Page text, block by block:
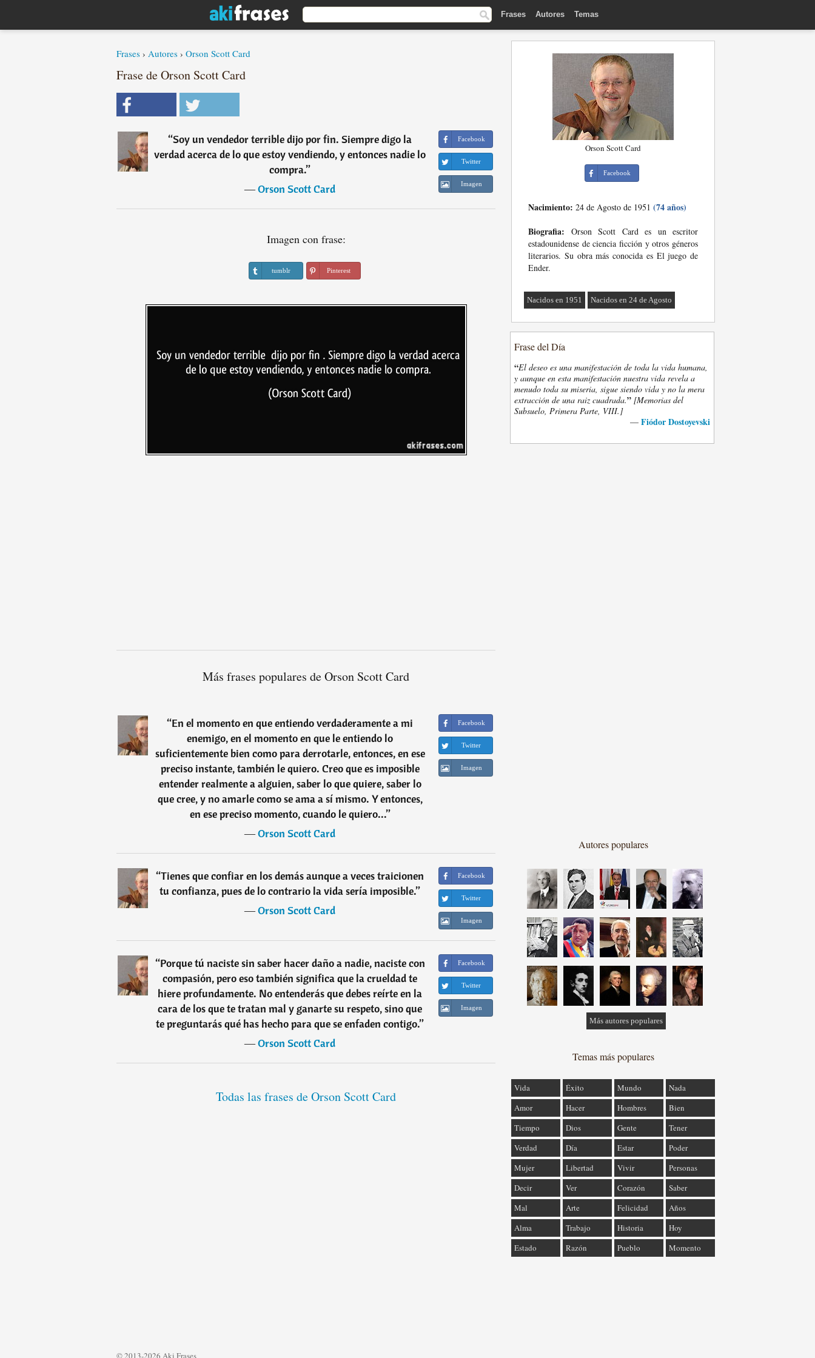
Frases Autores Temas
Frases › Autores › Orson Scott Card
Frase de Orson Scott Card
“Soy un vendedor terrible dijo por fin. Siempre digo la
verdad acerca de lo que estoy vendiendo, y entonces nadie lo
compra.”
―Orson Scott Card
Facebook
Twitter
Imagen
Imagen con frase:
tumblr Pinterest
Más frases populares de Orson Scott Card
“En el momento en que entiendo verdaderamente a mi
enemigo, en el momento en que le entiendo lo
suficientemente bien como para derrotarle, entonces, en ese
preciso instante, también le quiero. Creo que es imposible
entender realmente a alguien, saber lo que quiere, saber lo
que cree, y no amarle como se ama a sí mismo. Y entonces,
en ese preciso momento, cuando le quiero...”
―Orson Scott Card
Facebook
Twitter
Imagen
“Tienes que confiar en los demás aunque a veces traicionen
tu confianza, pues de lo contrario la vida sería imposible.”
―Orson Scott Card
Facebook
Twitter
Imagen
“Porque tú naciste sin saber hacer daño a nadie, naciste con
compasión, pero eso también significa que la crueldad te
hiere profundamente. No entenderás que debes reírte en la
cara de los que te tratan mal y ganarte su respeto, sino que
te preguntarás qué has hecho para que se enfaden contigo.”
―Orson Scott Card
Facebook
Twitter
Imagen
Todas las frases de Orson Scott Card
Orson Scott Card
Facebook
Nacimiento: 24 de Agosto de 1951 (74 años)
Biografia: Orson Scott Card es un escritor
estadounidense de ciencia ficción y otros géneros
literarios. Su obra más conocida es El juego de
Ender.
Nacidos en 1951 Nacidos en 24 de Agosto
Frase del Día
“El deseo es una manifestación de toda la vida humana,
y aunque en esta manifestación nuestra vida revela a
menudo toda su miseria, sigue siendo vida y no la mera
extracción de una raiz cuadrada.” [Memorias del
Subsuelo, Primera Parte, VIII.]
— Fiódor Dostoyevski
Autores populares
Más autores populares
Temas más populares
Vida Éxito Mundo
Nada
Amor
Hacer Hombres
Bien
Tiempo
Dios Gente
Tener
Verdad
Día Estar
Poder
Mujer
Libertad Vivir
Personas
Decir
Ver Corazón
Saber
Mal
Arte Felicidad
Años
Alma
Trabajo Historia
Hoy
Estado
Razón Pueblo Momento